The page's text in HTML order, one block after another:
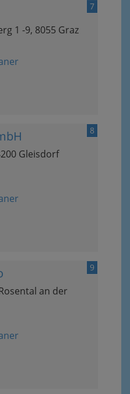
7
1 -9, 8055 Graz
8
Gleisdorf
9
an der